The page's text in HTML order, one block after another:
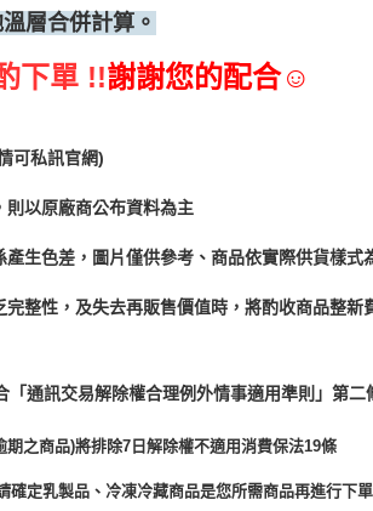
層合併計算。
下單 !!謝謝您的配合☺
可私訊官網)
則以原廠商公布資料為主
生色差，圖片僅供參考、商品依實際供貨樣式
整性，及失去再販售價值時，將酌收商品整﻿新
「通訊交易解除權合理例外情事適用準則」第二
之商品)將排除7日解除權不適用消費保法19條
定乳製品、冷凍冷藏商品是您所需商品再進行下單